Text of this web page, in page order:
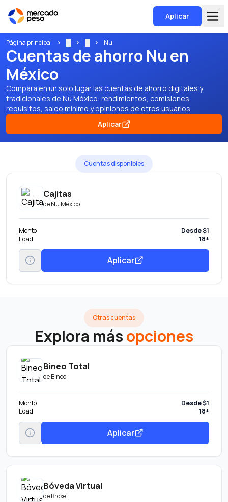
Aplicar
Página principal Nu
Cuentas de ahorro Nu en
México
Compara en un solo lugar las cuentas de ahorro digitales y
tradicionales de Nu México: rendimientos, comisiones,
requisitos, saldo mínimo y opiniones de otros usuarios.
Aplicar
Cuentas disponibles
Cajitas
deNu México
Monto
Desde $1
Edad
18+
Aplicar
Otras cuentas
Explora másopciones
Bineo Total
deBineo
Monto
Desde $1
Edad
18+
Aplicar
Bóveda Virtual
deBroxel